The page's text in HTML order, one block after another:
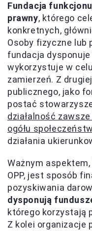
Fundacja
prawny, którego
konkretnych,
Osoby fizyczne lub
fundacja
wykorzystuje w
zamierzeń. Z
publicznego, jako
postać
działalność
ogółu
działania
Ważnym
OPP, jest sposób
pozyskiwania
dysponują
którego korzystają
Z kolei organizacje